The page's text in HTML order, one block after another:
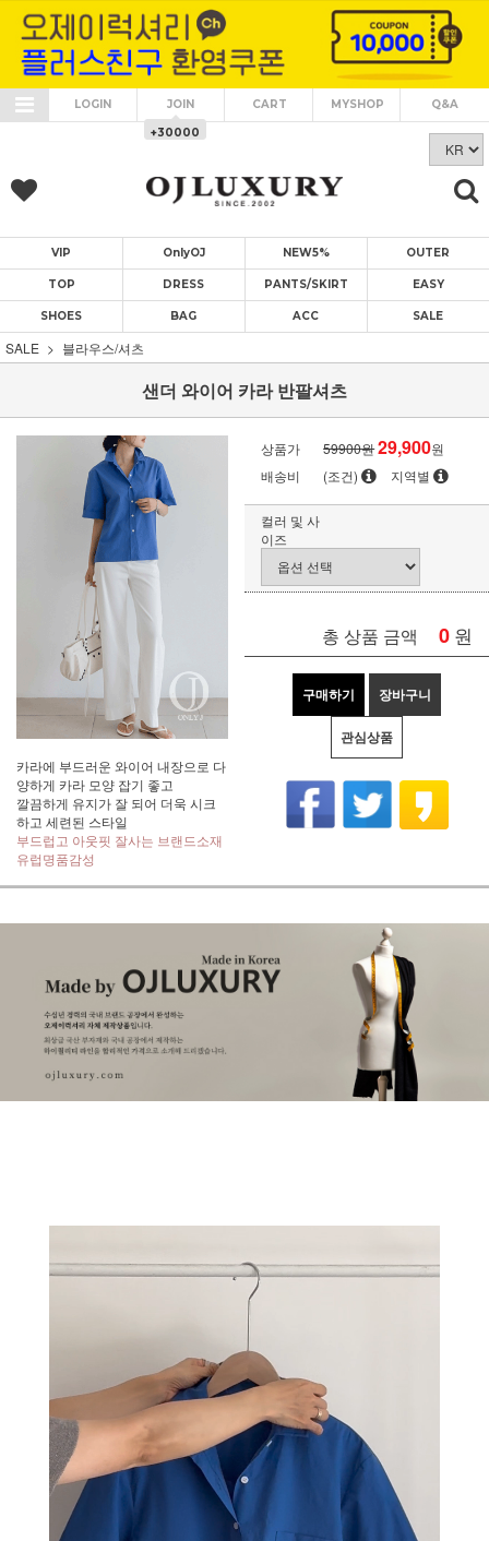
LOGIN
JOIN
+30000
CART MYSHOP Q&A
VIP OnlyOJ NEW5% OUTER
TOP DRESS PANTS/SKIRT EASY
SHOES BAG ACC SALE
SALE 블라우스/셔츠
샌더 와이어 카라 반팔셔츠
카라에 부드러운 와이어 내장으로 다
양하게 카라 모양 잡기 좋고
깔끔하게 유지가 잘 되어 더욱 시크
하고 세련된 스타일
부드럽고 아웃핏 잘사는 브랜드소재
유럽명품감성
상품가 59900원29,900원
배송비
(조건) 지역별
컬러 및 사
이즈
총 상품 금액 0 원
구매하기 장바구니
관심상품